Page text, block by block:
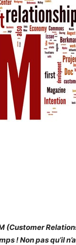
(Customer
! Non pas qu’il